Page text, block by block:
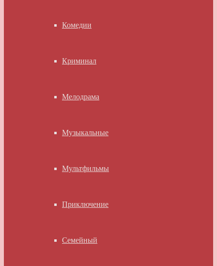
Комедии
Криминал
Мелодрама
Музыкальные
Мультфильмы
Приключение
Семейный